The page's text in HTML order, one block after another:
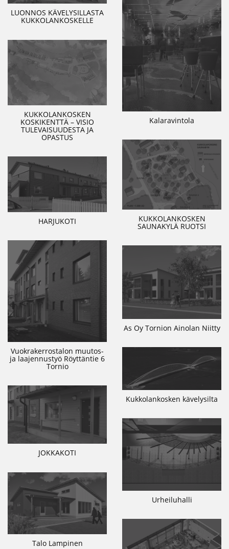
LUONNOS KÄVELYSILLASTA
KUKKOLANKOSKELLE
Kalaravintola
KUKKOLANKOSKEN
KOSKIKENTTÄ – VISIO
TULEVAISUUDESTA JA
OPASTUS
KUKKOLANKOSKEN
SAUNAKYLÄ RUOTSI
HARJUKOTI
Vuokrakerrostalon muutos-
ja laajennustyö Röyttäntie 6
Tornio
As Oy Tornion Ainolan Niitty
Kukkolankosken kävelysilta
JOKKAKOTI
Urheiluhalli
Talo Lampinen